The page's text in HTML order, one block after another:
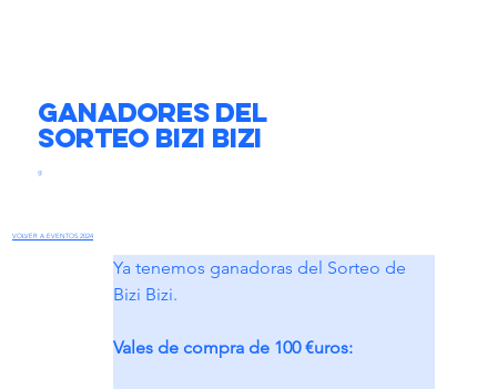
Ganadores del
sorteo Bizi Bizi
g
VOLVER A EVENTOS 2024
Ya tenemos ganadoras del Sorteo de
Bizi Bizi.
Vales de compra de 100 €uros: